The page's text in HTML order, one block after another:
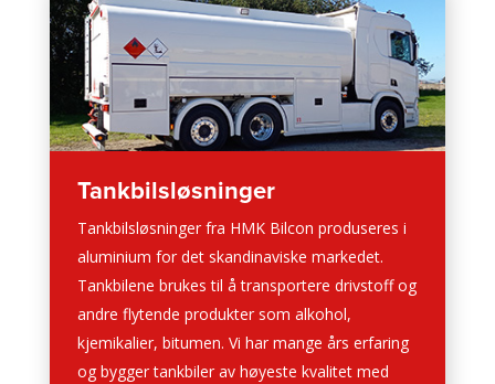
Tankbilsløsninger
Tankbilsløsninger fra HMK Bilcon produseres i
aluminium for det skandinaviske markedet.
Tankbilene brukes til å transportere drivstoff og
andre flytende produkter som alkohol,
kjemikalier, bitumen. Vi har mange års erfaring
og bygger tankbiler av høyeste kvalitet med